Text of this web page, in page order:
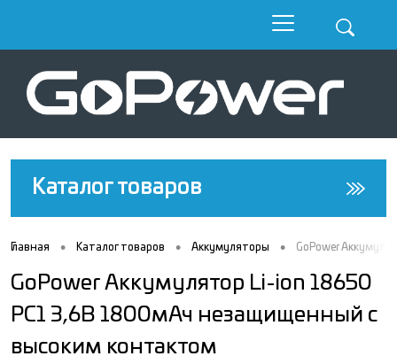
Каталог товаров
Главная • Каталог товаров • Аккумуляторы • GoPower
GoPower Аккумулятор Li-ion 18650
PC1 3,6В 1800мАч незащищенный с
высоким контактом